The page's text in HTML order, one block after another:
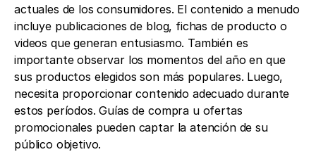
actuales de los consumidores. El contenido a menudo
incluye publicaciones de blog, fichas de producto o
videos que generan entusiasmo. También es
importante observar los momentos del año en que
sus productos elegidos son más populares. Luego,
necesita proporcionar contenido adecuado durante
estos períodos. Guías de compra u ofertas
promocionales pueden captar la atención de su
público objetivo.